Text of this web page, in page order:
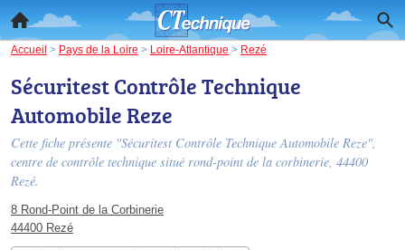
Accueil > Pays de la Loire > Loire-Atlantique > Rezé
Sécuritest Contrôle Technique
Automobile Reze
Cette fiche présente "Sécuritest Contrôle Technique Automobile Reze",
centre de contrôle technique situé rond-point de la corbinerie, 44400
Rezé.
8 Rond-Point de la Corbinerie
44400 Rezé